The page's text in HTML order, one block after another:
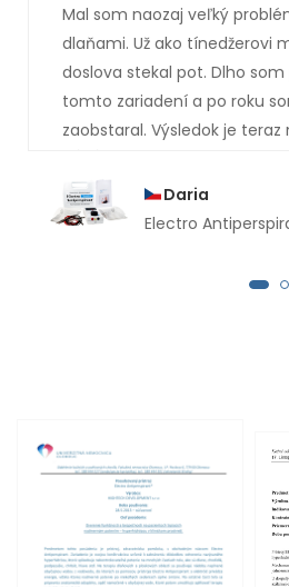
Mal som naozaj veľký
dlaňami. Už ako tínedžerovi
doslova stekal pot. Dlho
tomto zariadení a po roku
zaobstaral. Výsledok je teraz
mesiacov mi z rúk nekvapne
potu.
Daria
Electro